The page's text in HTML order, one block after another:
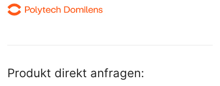
Produkt direkt anfragen: